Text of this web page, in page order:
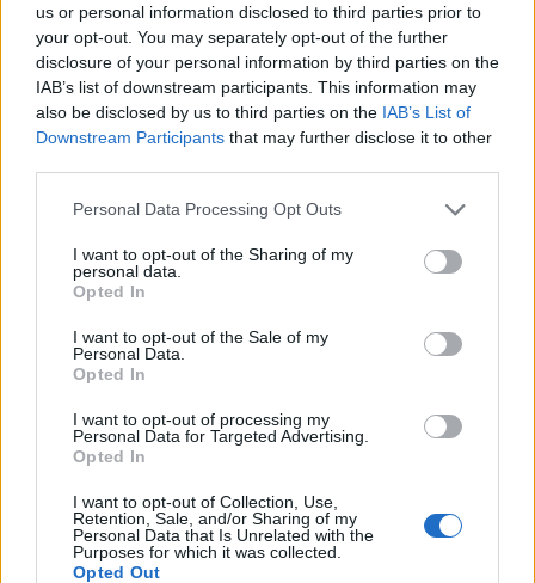
us or personal information disclosed to third parties prior to
your opt-out. You may separately opt-out of the further
disclosure of your personal information by third parties on the
IAB’s list of downstream participants. This information may
also be disclosed by us to third parties on the IAB’s List of
Downstream Participants that may further disclose it to other
Personal Data Processing Opt Outs
I want to opt-out of the Sharing of my
personal data.
Opted In
I want to opt-out of the Sale of my
Personal Data.
Opted In
I want to opt-out of processing my
Personal Data for Targeted Advertising.
Opted In
I want to opt-out of Collection, Use,
Retention, Sale, and/or Sharing of my
Personal Data that Is Unrelated with the
Purposes for which it was collected.
Opted Out
ARTICLES CONNEXES PLUS DE L'AUTEUR
Canicule : les conseils
éviter le danger
Éclipse du 12 août :
attention à la pénurie de
Un chewing-gum
Populaires
Médicament retiré en urgence pour risques graves et données falsifiées
Ce cancer mortel explose chez les personnes nées après 1980 : le
symptôme à repérer